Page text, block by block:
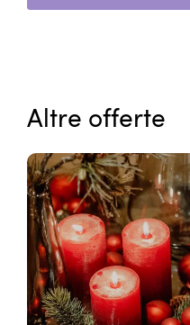
Altre offerte